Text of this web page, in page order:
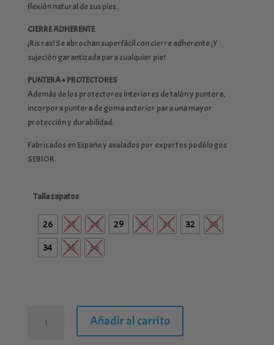
flexión natural de sus pies.
CIERRE ADHERENTE
¡Ris ras! Se abrochan superfácil con cierre adherente ¡Y
sujeción garantizada para cualquier pie!
PUNTERA + PROTECTORES
Además de los protectores interiores de talón y puntera,
incorpora puntera de goma exterior para una mayor
protección y durabilidad.
Fabricados en España y avalados por expertos podólogos
SEBIOR.
Talla zapatos
26 27 28 29 30 31 32
33
34
35 36
Pablosky
Añadir al carrito